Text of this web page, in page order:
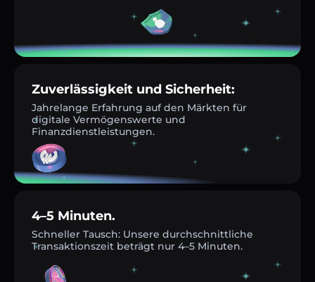
Zuverlässigkeit und Sicherheit:
Jahrelange Erfahrung auf den Märkten für
digitale Vermögenswerte und
Finanzdienstleistungen.
4–5 Minuten.
Schneller Tausch: Unsere durchschnittliche
Transaktionszeit beträgt nur 4–5 Minuten.